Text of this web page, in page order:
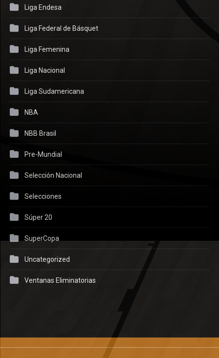
Liga Endesa
Liga Federal de Básquet
Liga Femenina
Liga Nacional
Liga Sudamericana
NBA
NBB Brasil
Pre-Mundial
Selección Nacional
Selecciones
Súper 20
SuperCopa
Uncategorized
Ventanas Eliminatorias